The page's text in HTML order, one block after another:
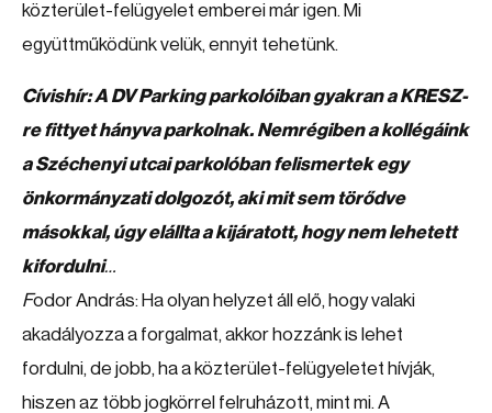
közterület-felügyelet emberei már igen. Mi
együttműködünk velük, ennyit tehetünk.
Cívishír: A DV Parking parkolóiban gyakran a KRESZ-
re fittyet hányva parkolnak. Nemrégiben a kollégáink
a Széchenyi utcai parkolóban felismertek egy
önkormányzati dolgozót, aki mit sem törődve
másokkal, úgy elállta a kijáratott, hogy nem lehetett
kifordulni…
Fodor András: Ha olyan helyzet áll elő, hogy valaki
akadályozza a forgalmat, akkor hozzánk is lehet
fordulni, de jobb, ha a közterület-felügyeletet hívják,
hiszen az több jogkörrel felruházott, mint mi. A